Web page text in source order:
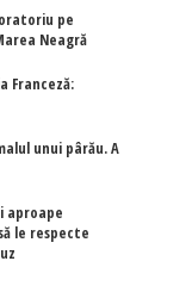
pe
Neagră
Franceză:
unui pârău. A
aproape
le respecte